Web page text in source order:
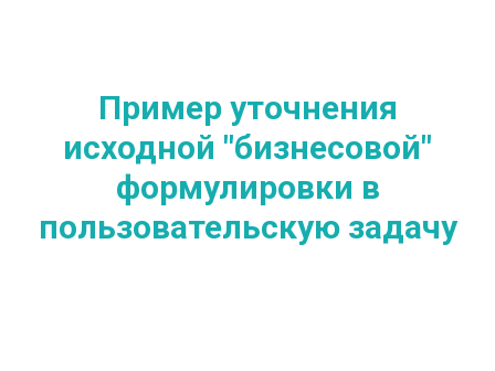
Пример уточнения
исходной "бизнесовой"
формулировки в
пользовательскую задачу